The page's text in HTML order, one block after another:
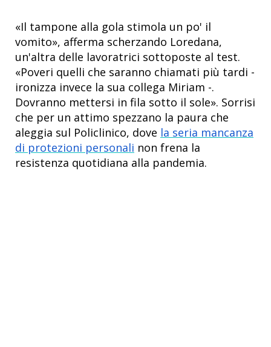
«Il tampone alla gola stimola un po' il
vomito», afferma scherzando Loredana,
un'altra delle lavoratrici sottoposte al test.
«Poveri quelli che saranno chiamati più tardi -
ironizza invece la sua collega Miriam -.
Dovranno mettersi in fila sotto il sole». Sorrisi
che per un attimo spezzano la paura che
aleggia sul Policlinico, dove la seria mancanza
di protezioni personali non frena la
resistenza quotidiana alla pandemia.